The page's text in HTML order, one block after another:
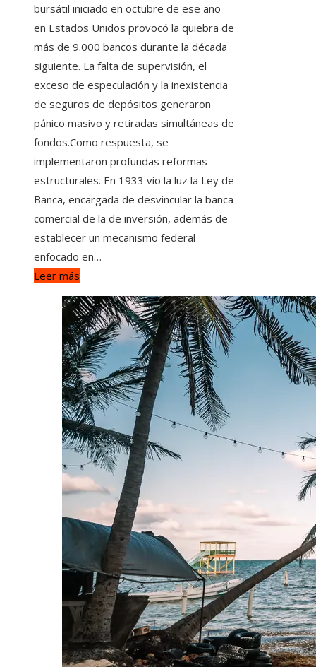
bursátil iniciado en octubre de ese año
en Estados Unidos provocó la quiebra de
más de 9.000 bancos durante la década
siguiente. La falta de supervisión, el
exceso de especulación y la inexistencia
de seguros de depósitos generaron
pánico masivo y retiradas simultáneas de
fondos.Como respuesta, se
implementaron profundas reformas
estructurales. En 1933 vio la luz la Ley de
Banca, encargada de desvincular la banca
comercial de la de inversión, además de
establecer un mecanismo federal
enfocado en…
Leer más